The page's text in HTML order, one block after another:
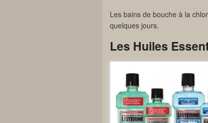
Les bains de bouche à la
quelques jours.
Les Huiles